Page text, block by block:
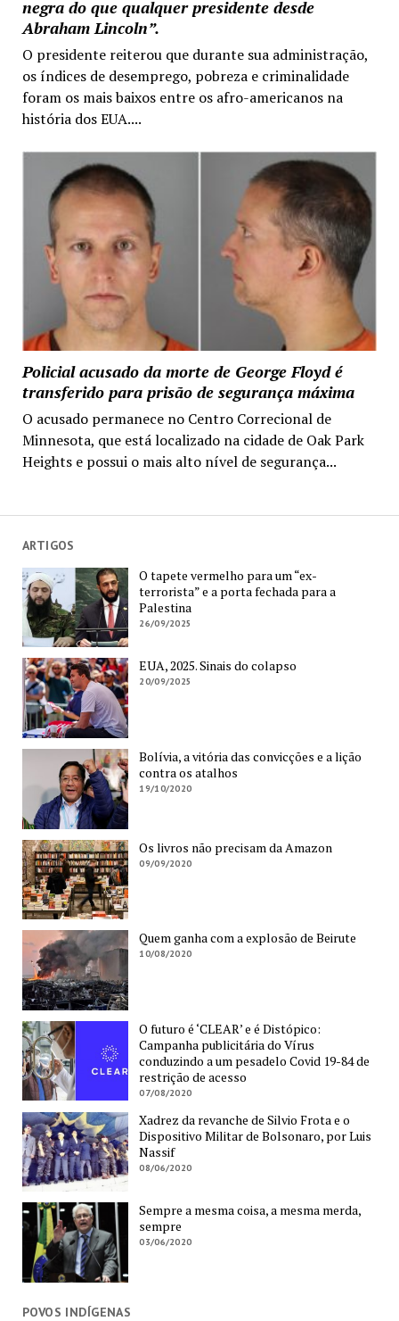
negra do que qualquer presidente desde
Abraham Lincoln”.
O presidente reiterou que durante sua administração,
os índices de desemprego, pobreza e criminalidade
foram os mais baixos entre os afro-americanos na
história dos EUA....
Policial acusado da morte de George Floyd é
transferido para prisão de segurança máxima
O acusado permanece no Centro Correcional de
Minnesota, que está localizado na cidade de Oak Park
Heights e possui o mais alto nível de segurança...
ARTIGOS
O tapete vermelho para um “ex-
terrorista” e a porta fechada para a
Palestina
26/09/2025
EUA, 2025. Sinais do colapso
20/09/2025
Bolívia, a vitória das convicções e a lição
contra os atalhos
19/10/2020
Os livros não precisam da Amazon
09/09/2020
Quem ganha com a explosão de Beirute
10/08/2020
O futuro é ‘CLEAR’ e é Distópico:
Campanha publicitária do Vírus
conduzindo a um pesadelo Covid 19-84 de
restrição de acesso
07/08/2020
Xadrez da revanche de Silvio Frota e o
Dispositivo Militar de Bolsonaro, por Luis
Nassif
08/06/2020
Sempre a mesma coisa, a mesma merda,
sempre
03/06/2020
POVOS INDÍGENAS